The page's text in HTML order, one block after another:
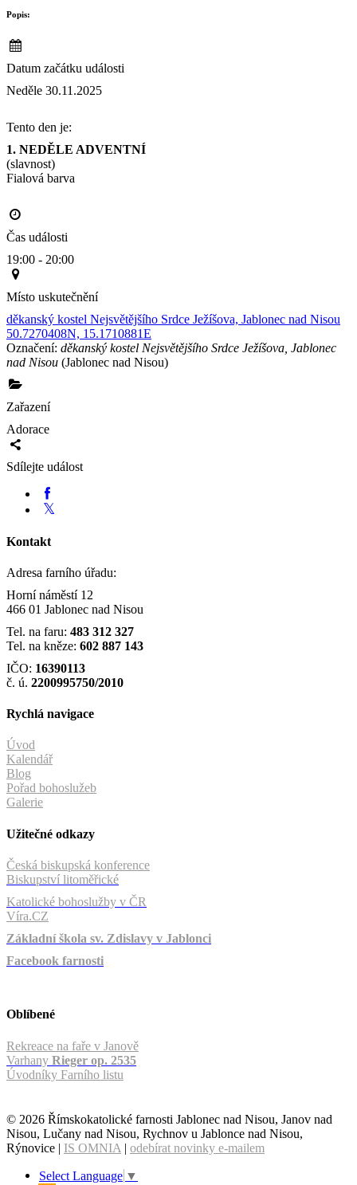
Popis:
Datum začátku události
Neděle 30.11.2025
Tento den je:
1. NEDĚLE ADVENTNÍ
(slavnost)
Fialová barva
Čas události
19:00 - 20:00
Místo uskutečnění
děkanský kostel Nejsvětějšího Srdce Ježíšova, Jablonec nad Nisou
50.7270408N, 15.1710881E
Označení: děkanský kostel Nejsvětějšího Srdce Ježíšova, Jablonec
nad Nisou (Jablonec nad Nisou)
Zařazení
Adorace
Sdílejte událost
Kontakt
Adresa farního úřadu:
Horní náměstí 12
466 01 Jablonec nad Nisou
Tel. na faru: 483 312 327
Tel. na kněze: 602 887 143
IČO: 16390113
č. ú. 2200995750/2010
Rychlá navigace
Úvod
Kalendář
Blog
Pořad bohoslužeb
Galerie
Užitečné odkazy
Česká biskupská konference
Biskupství litoměřické
Katolické bohoslužby v ČR
Víra.CZ
Základní škola sv. Zdislavy v Jablonci
Facebook farnosti
Oblíbené
Rekreace na faře v Janově
Varhany Rieger op. 2535
Úvodníky Farního listu
© 2026 Římskokatolické farnosti Jablonec nad Nisou, Janov nad
Nisou, Lučany nad Nisou, Rychnov u Jablonce nad Nisou,
Rýnovice | IS OMNIA | odebírat novinky e-mailem
Select Language ▼